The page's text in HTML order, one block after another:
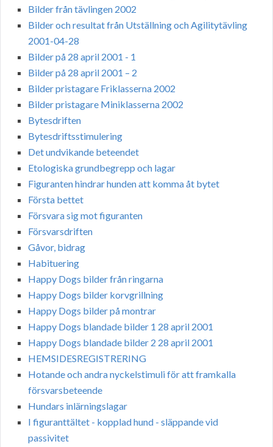
Bilder från tävlingen 2002
Bilder och resultat från Utställning och Agilitytävling
2001-04-28
Bilder på 28 april 2001 - 1
Bilder på 28 april 2001 – 2
Bilder pristagare Friklasserna 2002
Bilder pristagare Miniklasserna 2002
Bytesdriften
Bytesdriftsstimulering
Det undvikande beteendet
Etologiska grundbegrepp och lagar
Figuranten hindrar hunden att komma åt bytet
Första bettet
Försvara sig mot figuranten
Försvarsdriften
Gåvor, bidrag
Habituering
Happy Dogs bilder från ringarna
Happy Dogs bilder korvgrillning
Happy Dogs bilder på montrar
Happy Dogs blandade bilder 1 28 april 2001
Happy Dogs blandade bilder 2 28 april 2001
HEMSIDESREGISTRERING
Hotande och andra nyckelstimuli för att framkalla
försvarsbeteende
Hundars inlärningslagar
I figuranttältet - kopplad hund - släppande vid
passivitet